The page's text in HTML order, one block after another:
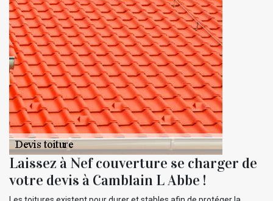
Laissez à Nef couverture se charger de
votre devis à Camblain L Abbe !